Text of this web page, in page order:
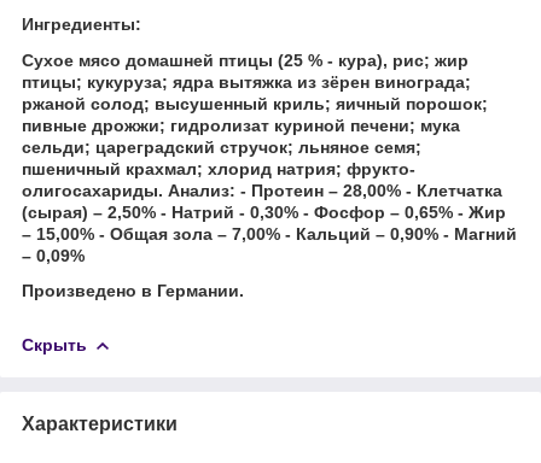
Ингредиенты:
Сухое мясо домашней птицы (25 % - кура), рис; жир
птицы; кукуруза; ядра вытяжка из зёрен винограда;
ржаной солод; высушенный криль; яичный порошок;
пивные дрожжи; гидролизат куриной печени; мука
сельди; цареградский стручок; льняное семя;
пшеничный крахмал; хлорид натрия; фрукто-
олигосахариды. Анализ: - Протеин – 28,00% - Клетчатка
(сырая) – 2,50% - Натрий - 0,30% - Фосфор – 0,65% - Жир
– 15,00% - Общая зола – 7,00% - Кальций – 0,90% - Магний
– 0,09%
Произведено в Германии.
Скрыть
Характеристики